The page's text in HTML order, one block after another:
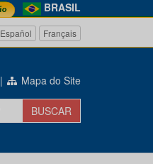
BRASIL
Español Français
| Mapa do Site